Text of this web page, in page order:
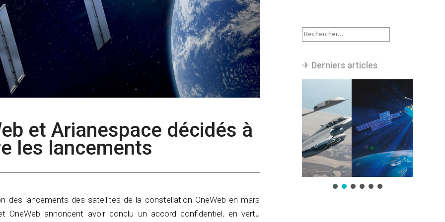
et Arianespace décidés à
les lancements
des lancements des satellites de la constellation OneWeb en mars
OneWeb annoncent avoir conclu un accord confidentiel, en vertu
Rechercher :
✈︎ Derniers articles